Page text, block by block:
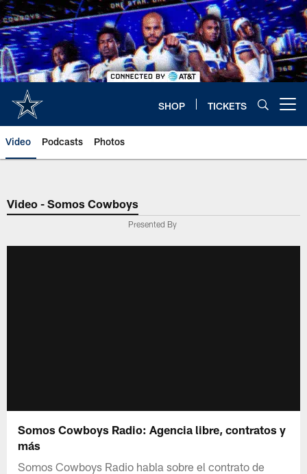
Skip
to
main
content
SHOP TICKETS
Video Podcasts Photos
Video - Somos Cowboys
Presented By
Somos Cowboys Radio: Agencia libre, contratos y
más
Somos Cowboys Radio habla sobre el contrato de